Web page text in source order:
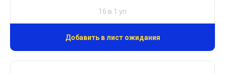
16 в 1 уп
Добавить в лист ожидания